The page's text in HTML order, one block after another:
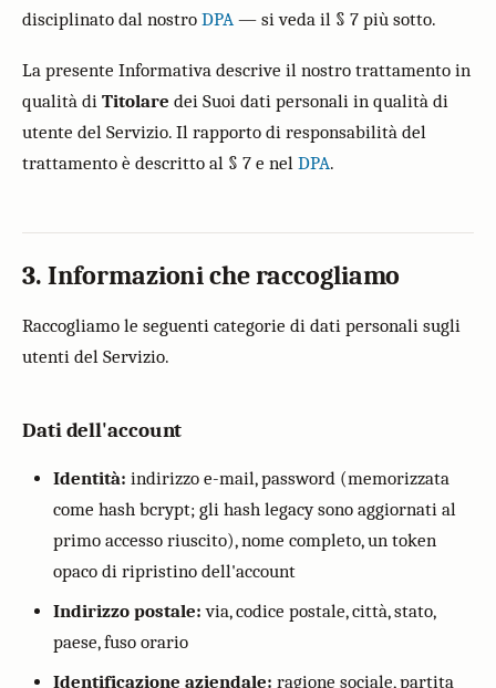
disciplinato dal nostro DPA — si veda il § 7 più sotto.
La presente Informativa descrive il nostro trattamento in
qualità di Titolare dei Suoi dati personali in qualità di
utente del Servizio. Il rapporto di responsabilità del
trattamento è descritto al § 7 e nel DPA.
3. Informazioni che raccogliamo
Raccogliamo le seguenti categorie di dati personali sugli
utenti del Servizio.
Dati dell'account
Identità: indirizzo e-mail, password (memorizzata
come hash bcrypt; gli hash legacy sono aggiornati al
primo accesso riuscito), nome completo, un token
opaco di ripristino dell'account
Indirizzo postale: via, codice postale, città, stato,
paese, fuso orario
Identificazione aziendale: ragione sociale, partita